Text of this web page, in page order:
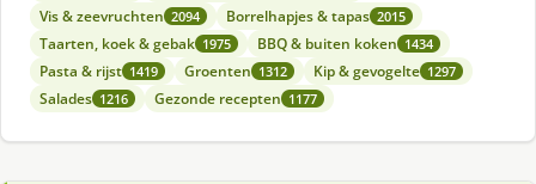
Vis & zeevruchten 2094 Borrelhapjes & tapas 2015
Taarten, koek & gebak 1975 BBQ & buiten koken 1434
Pasta & rijst 1419 Groenten 1312 Kip & gevogelte 1297
Salades 1216 Gezonde recepten 1177